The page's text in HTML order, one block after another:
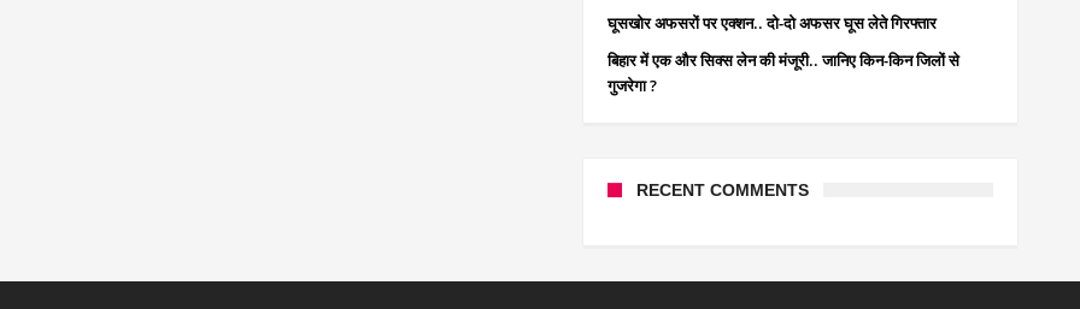
घूसखोर अफसरों पर एक्शन.. दो-दो अफसर घूस लेते गिरफ्तार
बिहार में एक और सिक्स लेन की मंजूरी.. जानिए किन-किन जिलों से
गुजरेगा ?
RECENT COMMENTS